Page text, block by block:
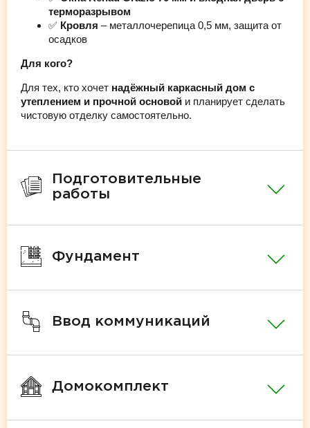
терморазрывом
✅ Кровля – металлочерепица 0,5 мм, защита от
осадков
Для кого?
Для тех, кто хочет надёжный каркасный дом с
утеплением и прочной основой и планирует сделать
чистовую отделку самостоятельно.
Подготовительные
работы
Фундамент
Ввод коммуникаций
Домокомплект